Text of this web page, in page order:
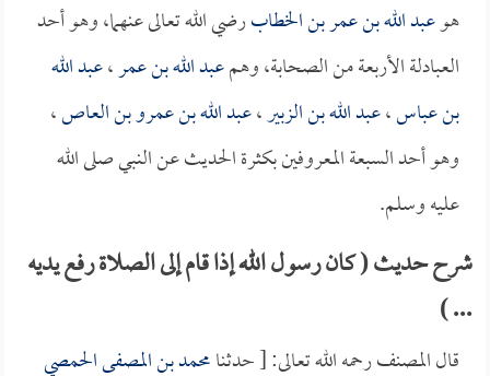
هوعبد الله بن عمر بن الخطابرضي الله تعالى عنهما، وهو أحد
العبادلة الأربعة من الصحابة، وهمعبد الله بن عمر،عبد الله
بن عباس،عبد الله بن الزبير،عبد الله بن عمرو بن العاص،
وهو أحد السبعة المعروفين بكثرة الحديث عن النبي صلى الله
عليه وسلم.
شرح حديث ( كان رسول الله إذا قام إلى الصلاة رفع يديه
... )
قال المصنف رحمه الله تعالى: [ حدثنامحمد بن المصفى الحمصي